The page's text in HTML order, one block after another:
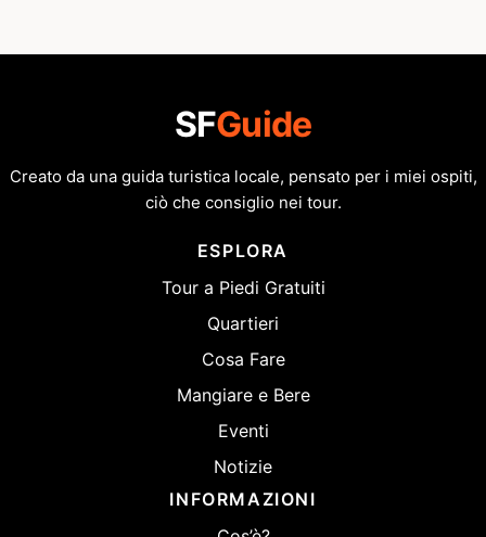
SFGuide
Creato da una guida turistica locale, pensato per i miei ospiti,
ciò che consiglio nei tour.
ESPLORA
Tour a Piedi Gratuiti
Quartieri
Cosa Fare
Mangiare e Bere
Eventi
Notizie
INFORMAZIONI